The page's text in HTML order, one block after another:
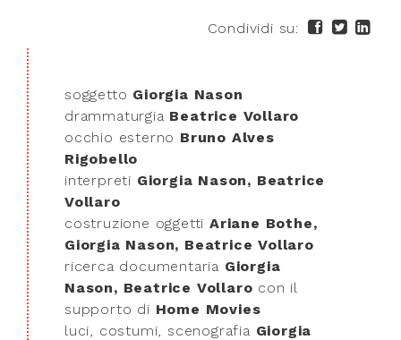
Condividi su:
soggetto Giorgia Nason
drammaturgia Beatrice Vollaro
occhio esterno Bruno Alves
Rigobello
interpreti Giorgia Nason, Beatrice
Vollaro
costruzione oggetti Ariane Bothe,
Giorgia Nason, Beatrice Vollaro
ricerca documentaria Giorgia
Nason, Beatrice Vollaro con il
supporto di Home Movies
luci, costumi, scenografia Giorgia